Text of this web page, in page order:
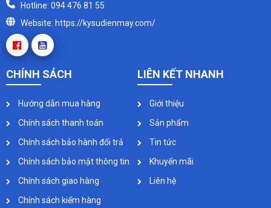
Hotline: 094 476 81 55
Website: https://kysudienmay.com/
CHÍNH SÁCH
Hướng dẫn mua hàng
Chính sách thanh toán
Chính sách bảo hành đổi trả
Chính sách bảo mật thông tin
Chính sách giao hàng
Chính sách kiểm hàng
LIÊN KẾT NHANH
Giới thiệu
Sản phẩm
Tin tức
Khuyến mãi
Liên hệ